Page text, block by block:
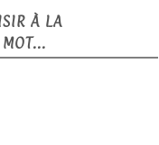
À LA